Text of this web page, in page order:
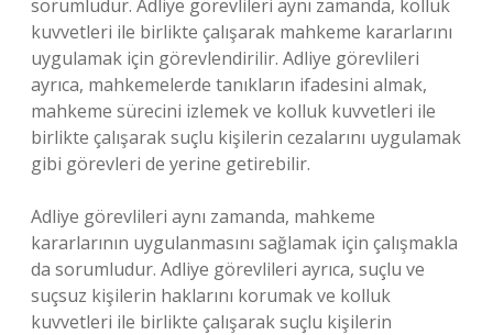
sorumludur. Adliye görevlileri aynı zamanda, kolluk
kuvvetleri ile birlikte çalışarak mahkeme kararlarını
uygulamak için görevlendirilir. Adliye görevlileri
ayrıca, mahkemelerde tanıkların ifadesini almak,
mahkeme sürecini izlemek ve kolluk kuvvetleri ile
birlikte çalışarak suçlu kişilerin cezalarını uygulamak
gibi görevleri de yerine getirebilir.
Adliye görevlileri aynı zamanda, mahkeme
kararlarının uygulanmasını sağlamak için çalışmakla
da sorumludur. Adliye görevlileri ayrıca, suçlu ve
suçsuz kişilerin haklarını korumak ve kolluk
kuvvetleri ile birlikte çalışarak suçlu kişilerin